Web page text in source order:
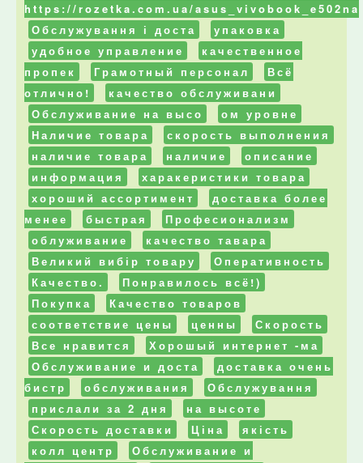
https://rozetka.com.ua/
Обслужування і доста
упаковка
удобное управление
качественное
пропек
Грамотный персонал
Всё
отлично!
качество обслуживани
Обслуживание на высо
ом уровне
Наличие товара
скорость выполнения
наличие товара
наличие
описание
информация
харакеристики товара
хороший ассортимент
доставка более
менее
быстрая
Професионализм
облуживание
качество тавара
Великий вибір товару
Оперативность
Качество.
Понравилось всё!)
Покупка
Качество товаров
соответствие цены
ценны
Скорость
Все нравится
Хорошый интернет -ма
Обслуживание и доста
доставка очень
бистр
обслуживания
Обслужування
прислали за 2 дня
на высоте
Скорость доставки
Ціна
якість
колл центр
Обслуживание и